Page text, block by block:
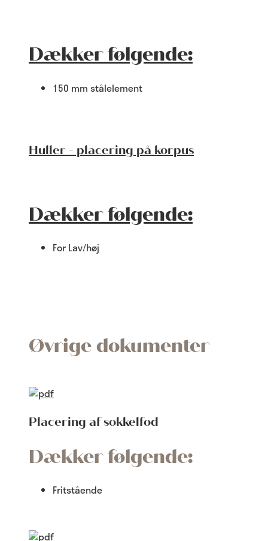
Dækker følgende:
150 mm stålelement
Huller - placering på korpus
Dækker følgende:
For Lav/høj
Øvrige dokumenter
Placering af sokkelfod
Dækker følgende:
Fritstående